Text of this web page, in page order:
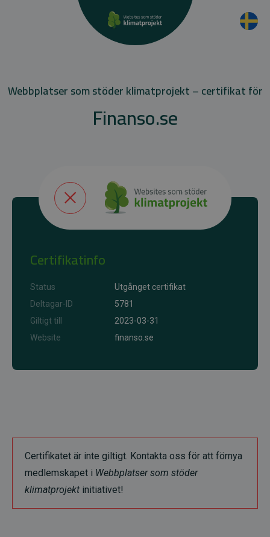
Webbplatser som stöder klimatprojekt – certifikat för
Finanso.se
Certifikatinfo
Status
Utgånget certifikat
Deltagar-ID
5781
Giltigt till
2023-03-31
Website
finanso.se
Certifikatet är inte giltigt. Kontakta oss för att förnya
medlemskapet i Webbplatser som stöder
klimatprojekt initiativet!